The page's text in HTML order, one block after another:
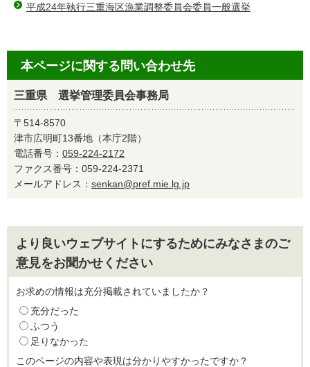
平成24年執行三重海区漁業調整委員会委員一般選挙
本ページに関する問い合わせ先
三重県 選挙管理委員会事務局
〒514-8570
津市広明町13番地（本庁2階）
電話番号： 059-224-2172
ファクス番号：059-224-2371
メールアドレス： senkan@pref.mie.lg.jp
より良いウェブサイトにするためにみなさまのご
意見をお聞かせください
お求めの情報は充分掲載されていましたか？
充分だった
ふつう
足りなかった
このページの内容や表現は分かりやすかったですか？